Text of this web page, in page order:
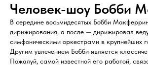
Человек-шоу Бобби
В середине восьмидесятых Бобби
дирижирования, а после — дирижировал
симфоническими оркестрами в крупнейших
Другим увлечением Бобби является
Пожалуй, самой известной его работой,